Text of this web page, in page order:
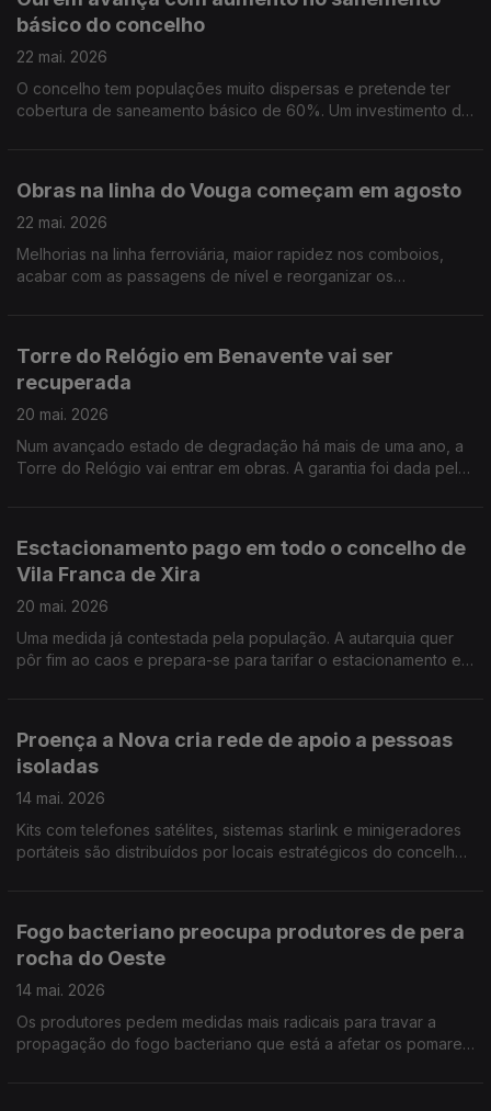
básico do concelho
22 mai. 2026
O concelho tem populações muito dispersas e pretende ter
cobertura de saneamento básico de 60%. Um investimento de
Obras na linha do Vouga começam em agosto
22 mai. 2026
Melhorias na linha ferroviária, maior rapidez nos comboios,
acabar com as passagens de nível e reorganizar os
Torre do Relógio em Benavente vai ser
recuperada
20 mai. 2026
Num avançado estado de degradação há mais de uma ano, a
Torre do Relógio vai entrar em obras. A garantia foi dada pela
Esctacionamento pago em todo o concelho de
Vila Franca de Xira
20 mai. 2026
Uma medida já contestada pela população. A autarquia quer
pôr fim ao caos e prepara-se para tarifar o estacionamento em
Proença a Nova cria rede de apoio a pessoas
isoladas
14 mai. 2026
Kits com telefones satélites, sistemas starlink e minigeradores
portáteis são distribuídos por locais estratégicos do concelho
Fogo bacteriano preocupa produtores de pera
rocha do Oeste
14 mai. 2026
Os produtores pedem medidas mais radicais para travar a
propagação do fogo bacteriano que está a afetar os pomares